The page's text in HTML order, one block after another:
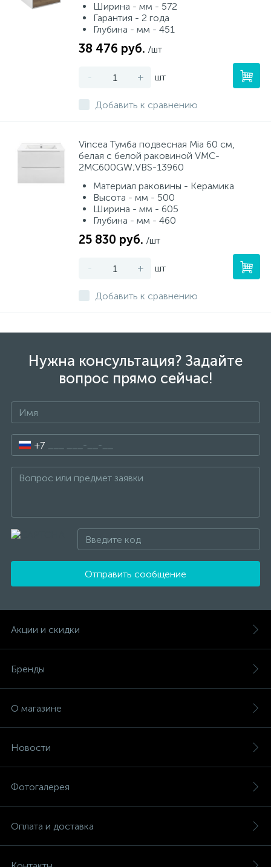
Ширина - мм - 572
Гарантия - 2 года
Глубина - мм - 451
38 476 руб. /шт
- + шт
Добавить к сравнению
Vincea Тумба подвесная Mia 60 см,
белая с белой раковиной VMC-
2MC600GW;VBS-13960
Материал раковины - Керамика
Высота - мм - 500
Ширина - мм - 605
Глубина - мм - 460
25 830 руб. /шт
- + шт
Добавить к сравнению
Нужна консультация? Задайте
вопрос прямо сейчас!
+7
Отправить сообщение
Акции и скидки
Бренды
О магазине
Новости
Фотогалерея
Оплата и доставка